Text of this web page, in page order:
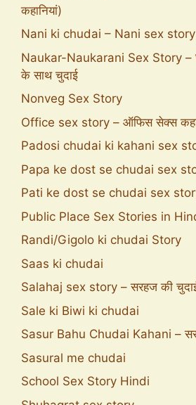
कहानियां)
Nani ki chudai – Nani sex story
Naukar-Naukarani Sex Story –
के साथ चुदाई
Nonveg Sex Story
Office sex story – ऑफिस सेक्स
Padosi chudai ki kahani sex
Papa ke dost se chudai sex
Pati ke dost se chudai sex
Public Place Sex Stories in
Randi/Gigolo ki chudai Story
Saas ki chudai
Salahaj sex story – सरहज की
Sale ki Biwi ki chudai
Sasur Bahu Chudai Kahani –
Sasural me chudai
School Sex Story Hindi